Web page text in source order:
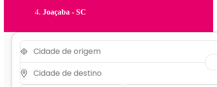
Joaçaba - SC